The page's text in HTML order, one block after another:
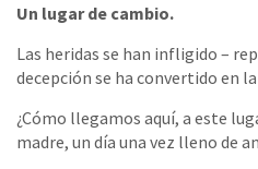
Un lugar de cambio.
Las heridas se han infligido –
decepción se ha convertido en
¿Cómo llegamos aquí, a este
madre, un día una vez lleno de